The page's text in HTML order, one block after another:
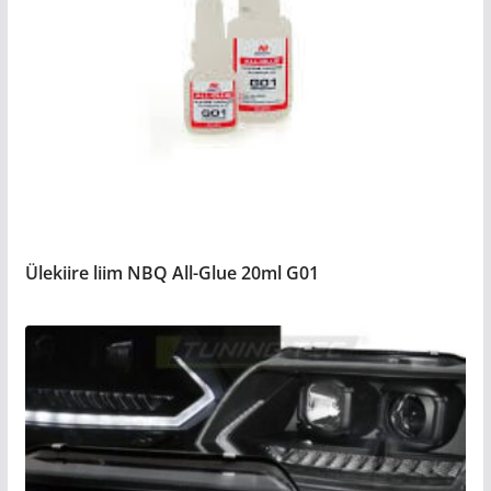
Ülekiire liim NBQ All-Glue 20ml G01